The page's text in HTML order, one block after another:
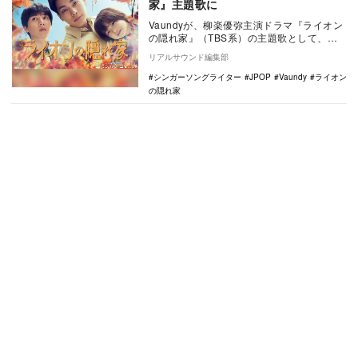
家』主題歌に
Vaundyが、柳楽優弥主演ドラマ『ライオン
の隠れ家』（TBS系）の主題歌として、新
曲「風神」を書き下ろした。 10月期の
金…
リアルサウンド編集部
シンガーソングライター
JPOP Vaundy
ライオン
の隠れ家